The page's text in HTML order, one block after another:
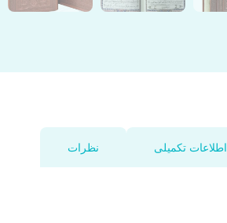
اطلاعات تکمیلی نظرات